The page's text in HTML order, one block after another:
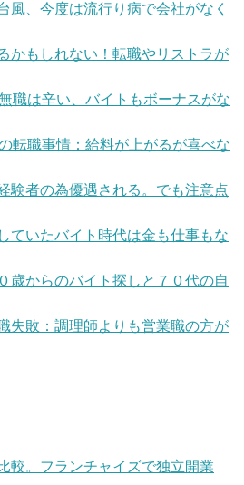
風、今度は流行り病で会社がなく
かもしれない！転職やリストラが
職は辛い、バイトもボーナスがな
転職事情：給料が上がるが喜べな
験者の為優遇される。でも注意点
ていたバイト時代は金も仕事もな
歳からのバイト探しと７０代の自
失敗：調理師よりも営業職の方が
較。フランチャイズで独立開業